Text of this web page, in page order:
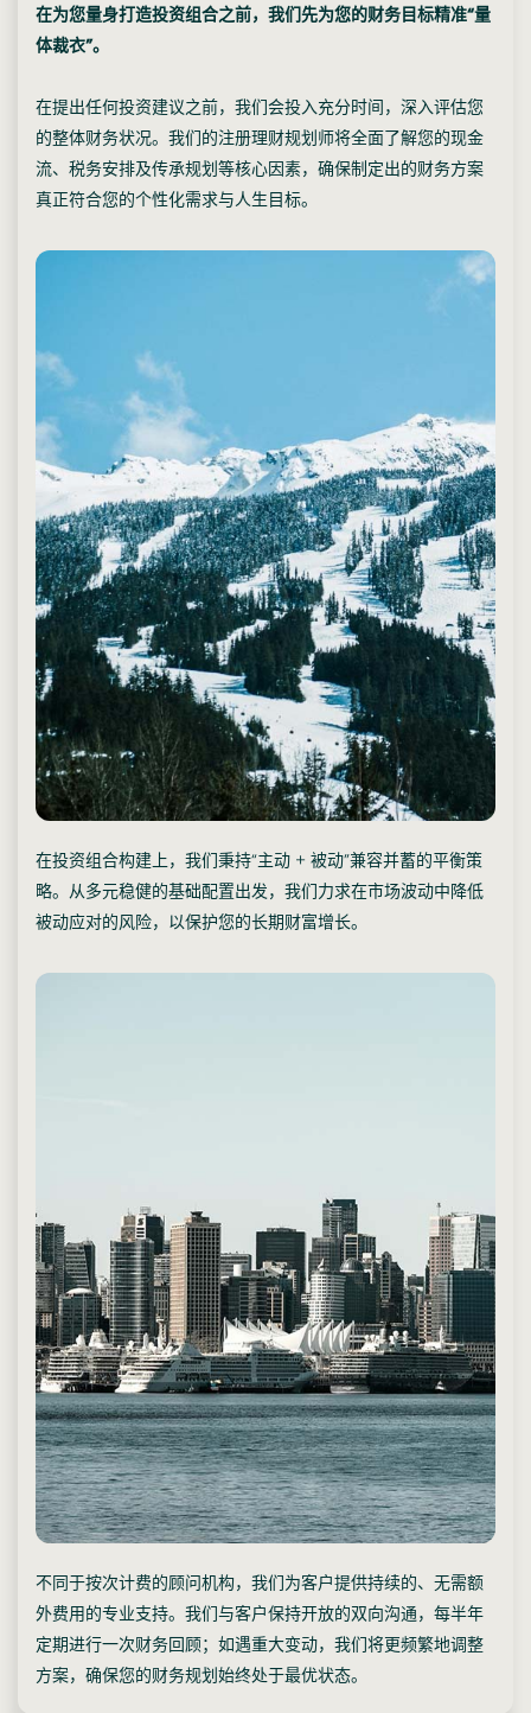
在为您量身打造投资组合之前，我们先为您的财务目标精准“量
体裁衣”。
在提出任何投资建议之前，我们会投入充分时间，深入评估您
的整体财务状况。我们的注册理财规划师将全面了解您的现金
流、税务安排及传承规划等核心因素，确保制定出的财务方案
真正符合您的个性化需求与人生目标。
在投资组合构建上，我们秉持“主动 + 被动”兼容并蓄的平衡策
略。从多元稳健的基础配置出发，我们力求在市场波动中降低
被动应对的风险，以保护您的长期财富增长。
不同于按次计费的顾问机构，我们为客户提供持续的、无需额
外费用的专业支持。我们与客户保持开放的双向沟通，每半年
定期进行一次财务回顾；如遇重大变动，我们将更频繁地调整
方案，确保您的财务规划始终处于最优状态。